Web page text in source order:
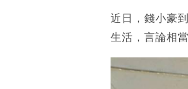
近日，錢小豪
生活，言論相